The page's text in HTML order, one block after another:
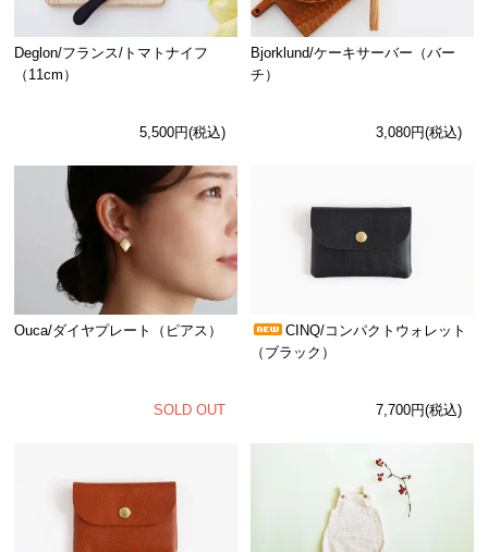
Deglon/フランス/トマトナイフ
（11cm）
5,500円(税込)
Bjorklund/ケーキサーバー（バー
チ）
3,080円(税込)
Ouca/ダイヤプレート（ピアス）
SOLD OUT
CINQ/コンパクトウォレット
（ブラック）
7,700円(税込)